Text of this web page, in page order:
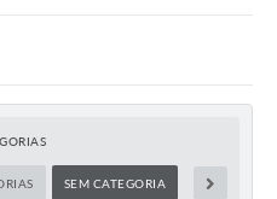
SEM CATEGORIA